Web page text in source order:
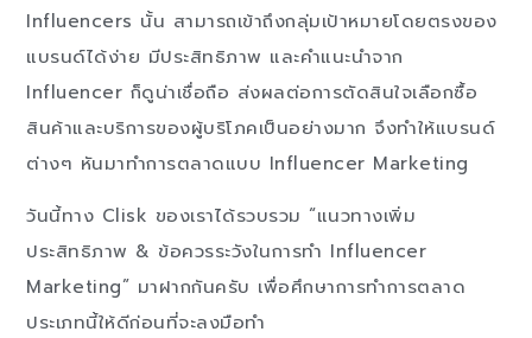
Influencers นั้น สามารถเข้าถึงกลุ่มเป้าหมายโดยตรงของ
แบรนด์ได้ง่าย มีประสิทธิภาพ และคำแนะนำจาก
Influencer ก็ดูน่าเชื่อถือ ส่งผลต่อการตัดสินใจเลือกซื้อ
สินค้าและบริการของผู้บริโภคเป็นอย่างมาก จึงทำให้แบรนด์
ต่างๆ หันมาทำการตลาดแบบ Influencer Marketing
วันนี้ทาง Clisk ของเราได้รวบรวม “แนวทางเพิ่ม
ประสิทธิภาพ & ข้อควรระวังในการทำ Influencer
Marketing” มาฝากกันครับ เพื่อศึกษาการทำการตลาด
ประเภทนี้ให้ดีก่อนที่จะลงมือทำ